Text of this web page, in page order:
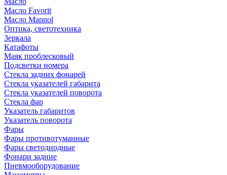
Масло Favorit
Масло Mannol
Оптика, светотехника
Зеркала
Катафоты
Маяк проблесковый
Подсветки номера
Стекла задних фонарей
Стекла указателей габарита
Стекла указателей поворота
Стекла фар
Указатель габаритов
Указатель поворота
Фары
Фары противотуманные
Фары светодиодные
Фонари задние
Пневмооборудование